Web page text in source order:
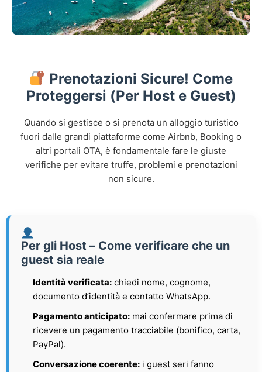
Prenotazioni Sicure! Come
Proteggersi (Per Host e Guest)
Quando si gestisce o si prenota un alloggio turistico
fuori dalle grandi piattaforme come Airbnb, Booking o
altri portali OTA, è fondamentale fare le giuste
verifiche per evitare truffe, problemi e prenotazioni
non sicure.
Per gli Host – Come verificare che un
guest sia reale
Identità verificata: chiedi nome, cognome,
documento d’identità e contatto WhatsApp.
Pagamento anticipato: mai confermare prima di
ricevere un pagamento tracciabile (bonifico, carta,
PayPal).
Conversazione coerente: i guest seri fanno